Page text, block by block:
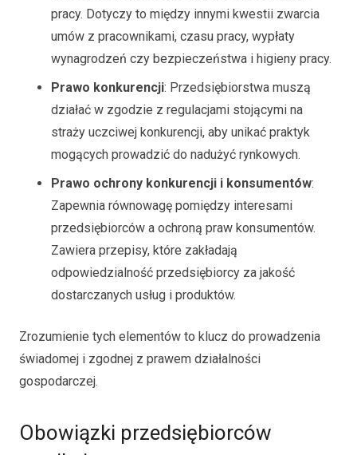
pracy. Dotyczy to między innymi kwestii zwarcia
umów z pracownikami, czasu pracy, wypłaty
wynagrodzeń czy bezpieczeństwa i higieny pracy.
Prawo konkurencji: Przedsiębiorstwa muszą
działać w zgodzie z regulacjami stojącymi na
straży uczciwej konkurencji, aby unikać praktyk
mogących prowadzić do nadużyć rynkowych.
Prawo ochrony konkurencji i konsumentów:
Zapewnia równowagę pomiędzy interesami
przedsiębiorców a ochroną praw konsumentów.
Zawiera przepisy, które zakładają
odpowiedzialność przedsiębiorcy za jakość
dostarczanych usług i produktów.
Zrozumienie tych elementów to klucz do prowadzenia
świadomej i zgodnej z prawem działalności
gospodarczej.
Obowiązki przedsiębiorców